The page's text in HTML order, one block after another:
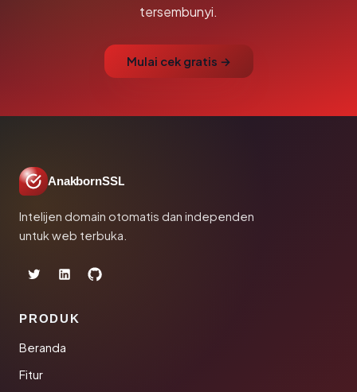
tersembunyi.
Mulai cek gratis →
AnakbornSSL
Intelijen domain otomatis dan independen
untuk web terbuka.
PRODUK
Beranda
Fitur